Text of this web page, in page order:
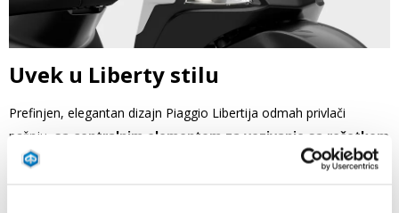
Uvek u Liberty stilu
Prefinjen, elegantan dizajn Piaggio Libertija odmah privlači
pažnju, sa centralnim elementom za vezivanje sa rešetkom
u obliku saća koja jasno kanališe
osećaj porodicePiaggio.